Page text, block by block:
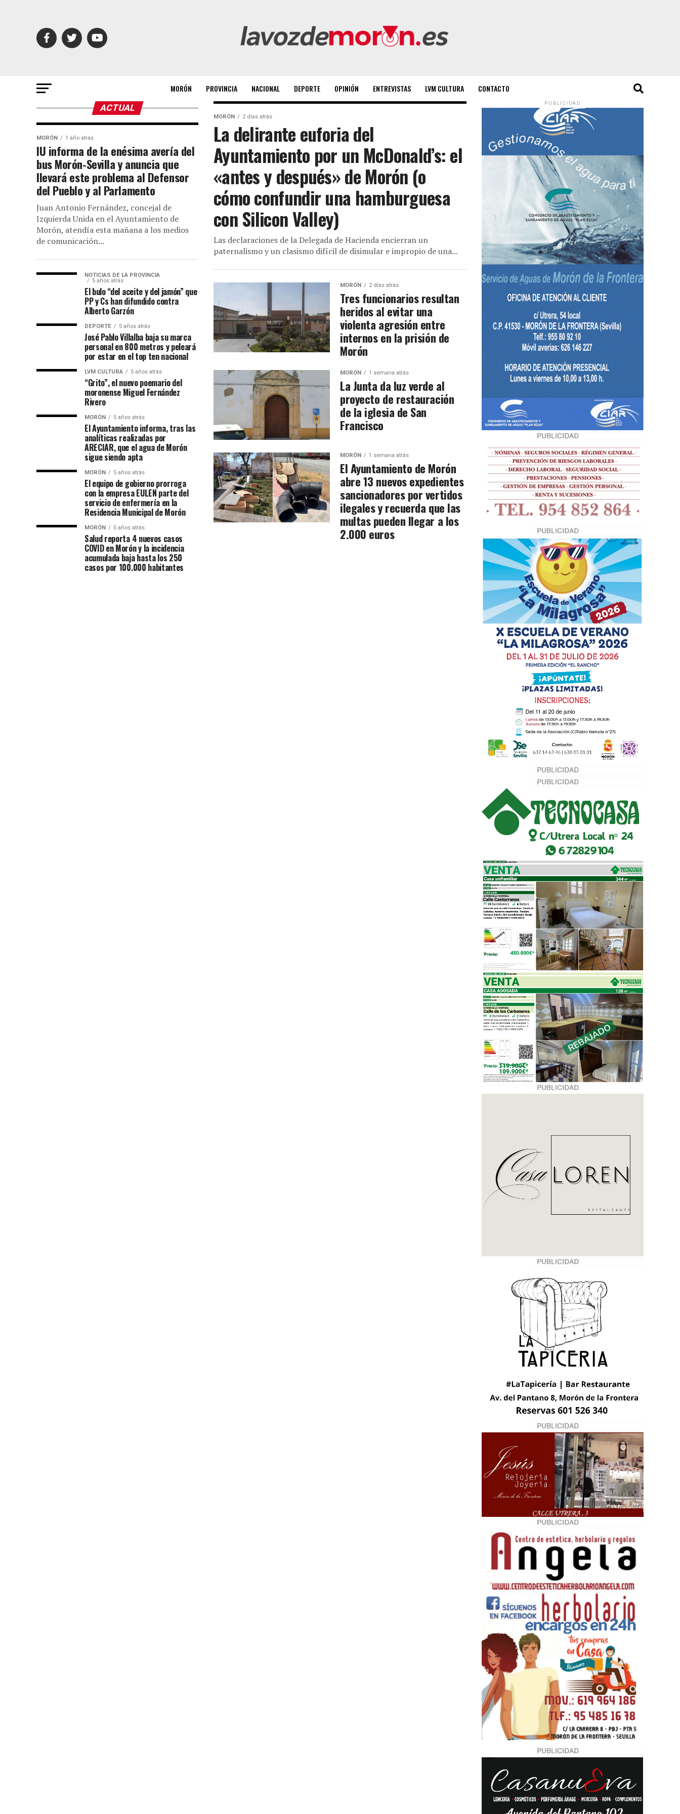
MORÓN PROVINCIA NACIONAL DEPORTE OPINIÓN ENTREVISTAS LVM CULTURA CONTACTO
MORÓN 2 días atrás
La delirante euforia del
Ayuntamiento por un McDonald’s: el
«antes y después» de Morón (o
cómo confundir una hamburguesa
con Silicon Valley)
Las declaraciones de la Delegada de Hacienda encierran un
paternalismo y un clasismo difícil de disimular e impropio de una...
MORÓN 2 días atrás
Tres funcionarios resultan
heridos al evitar una
violenta agresión entre
internos en la prisión de
Morón
MORÓN 1 semana atrás
La Junta da luz verde al
proyecto de restauración
de la iglesia de San
Francisco
MORÓN 1 semana atrás
El Ayuntamiento de Morón
abre 13 nuevos expedientes
sancionadores por vertidos
ilegales y recuerda que las
multas pueden llegar a los
2.000 euros
ACTUAL
MORÓN 1 año atrás
IU informa de la enésima avería del
bus Morón-Sevilla y anuncia que
llevará este problema al Defensor
del Pueblo y al Parlamento
Juan Antonio Fernández, concejal de
Izquierda Unida en el Ayuntamiento de
Morón, atendía esta mañana a los medios
de comunicación...
NOTICIAS DE LA PROVINCIA
5 años atrás
El bulo “del aceite y del jamón” que
PP y Cs han difundido contra
Alberto Garzón
DEPORTE 5 años atrás
José Pablo Villalba baja su marca
personal en 800 metros y peleará
por estar en el top ten nacional
LVM CULTURA 5 años atrás
“Grito”, el nuevo poemario del
moronense Miguel Fernández
Rivero
MORÓN 5 años atrás
El Ayuntamiento informa, tras las
analíticas realizadas por
ARECIAR, que el agua de Morón
sigue siendo apta
MORÓN 5 años atrás
El equipo de gobierno prorroga
con la empresa EULEN parte del
servicio de enfermería en la
Residencia Municipal de Morón
MORÓN 5 años atrás
Salud reporta 4 nuevos casos
COVID en Morón y la incidencia
acumulada baja hasta los 250
casos por 100.000 habitantes
PUBLICIDAD